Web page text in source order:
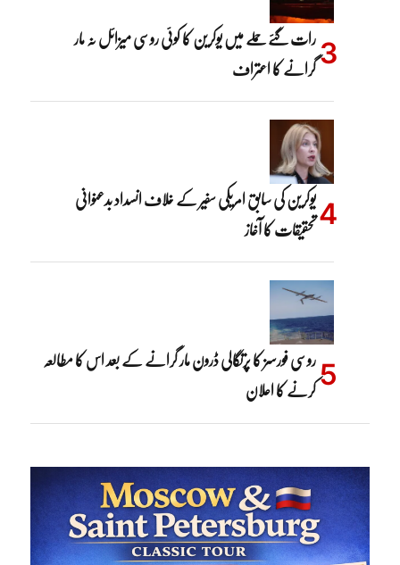
رات گئے حملے میں یوکرین کا کوئی روسی میزائل نہ مار
گرانے کا اعتراف
یوکرین کی سابق امریکی سفیر کے خلاف انسداد بدعنوانی
تحقیقات کا آغاز
روسی فورسز کا پرتگالی ڈرون مار گرانے کے بعد اس کا مطالعہ
کرنے کا اعلان